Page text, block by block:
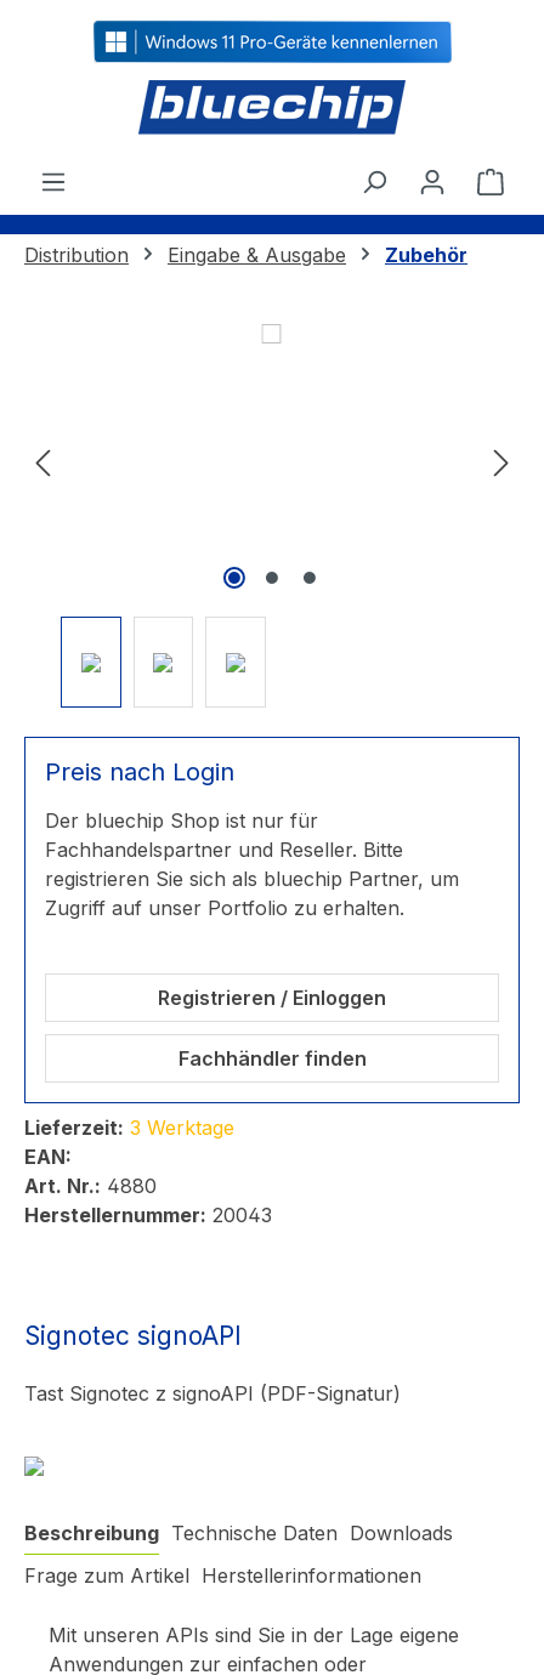
springen
Distribution Eingabe & Ausgabe Zubehör
Bildergalerie überspringen
Preis nach Login
Der bluechip Shop ist nur für
Fachhandelspartner und Reseller. Bitte
registrieren Sie sich als bluechip Partner, um
Zugriff auf unser Portfolio zu erhalten.
Registrieren / Einloggen
Fachhändler finden
Lieferzeit: 3 Werktage
EAN:
Art. Nr.: 4880
Herstellernummer: 20043
Signotec signoAPI
Tast Signotec z signoAPI (PDF-Signatur)
Beschreibung Technische Daten Downloads
Frage zum Artikel Herstellerinformationen
Mit unseren APIs sind Sie in der Lage eigene
Anwendungen zur einfachen oder